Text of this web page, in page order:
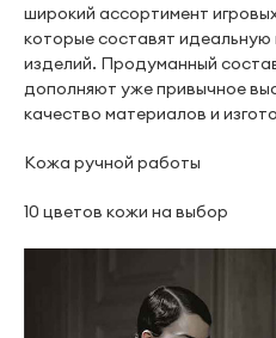
широкий ассортимент
которые составят
изделий. Продуманный
дополняют уже привычное
качество материалов и
Кожа ручной работы
10 цветов кожи на выбор